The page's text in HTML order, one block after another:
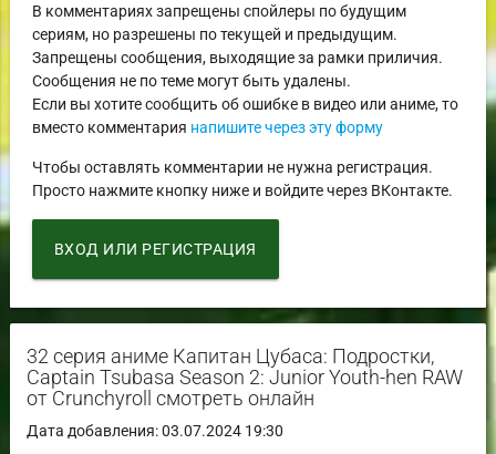
В комментариях запрещены спойлеры по будущим
сериям, но разрешены по текущей и предыдущим.
Запрещены сообщения, выходящие за рамки приличия.
Сообщения не по теме могут быть удалены.
Если вы хотите сообщить об ошибке в видео или аниме, то
вместо комментария напишите через эту форму
Чтобы оставлять комментарии не нужна регистрация.
Просто нажмите кнопку ниже и войдите через ВКонтакте.
ВХОД ИЛИ РЕГИСТРАЦИЯ
32 серия аниме Капитан Цубаса: Подростки,
Captain Tsubasa Season 2: Junior Youth-hen RAW
от Crunchyroll смотреть онлайн
Дата добавления: 03.07.2024 19:30